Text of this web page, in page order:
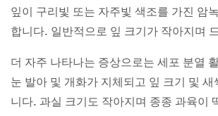
잎이 구리빛 또는 자주빛 색조를 가진 암
합니다. 일반적으로 잎 크기가 작아지며
더 자주 나타나는 증상으로는 세포 분열
눈 발아 및 개화가 지체되고 잎 크기 및 새
니다. 과실 크기도 작아지며 종종 과육이